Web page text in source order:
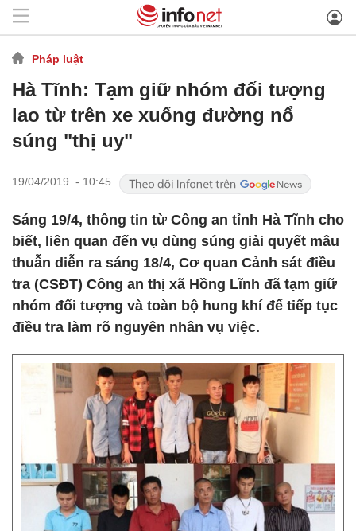
Pháp luật
Hà Tĩnh: Tạm giữ nhóm đối tượng
lao từ trên xe xuống đường nổ
súng "thị uy"
19/04/2019 - 10:45
Sáng 19/4, thông tin từ Công an tỉnh Hà Tĩnh cho
biết, liên quan đến vụ dùng súng giải quyết mâu
thuẫn diễn ra sáng 18/4, Cơ quan Cảnh sát điều
tra (CSĐT) Công an thị xã Hồng Lĩnh đã tạm giữ
nhóm đối tượng và toàn bộ hung khí để tiếp tục
điều tra làm rõ nguyên nhân vụ việc.